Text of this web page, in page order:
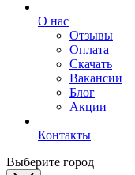
О нас
Отзывы
Оплата
Скачать
Вакансии
Блог
Акции
Контакты
Выберите город